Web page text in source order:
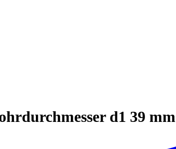
d1 39 mm